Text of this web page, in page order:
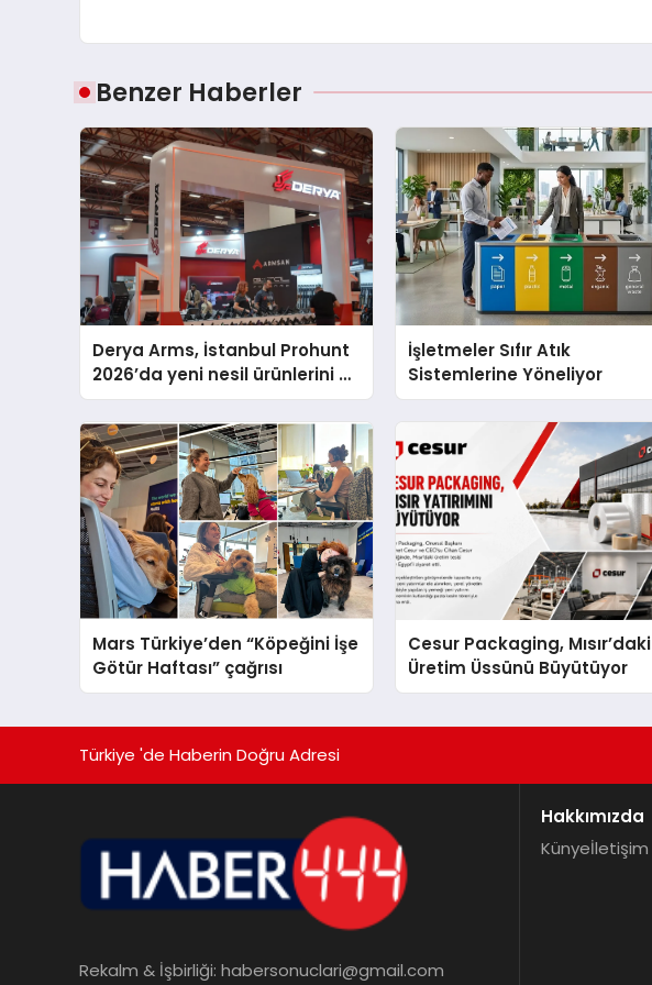
Benzer Haberler
Derya Arms, İstanbul Prohunt
2026’da yeni nesil ürünlerini ve
global marka vizyonunu
sergiledi
İşletmeler Sıfır Atık
Sistemlerine Yöneliyor
Mars Türkiye’den “Köpeğini İşe
Götür Haftası” çağrısı
Cesur Packaging, Mısır’daki
Üretim Üssünü Büyütüyor
Türkiye 'de Haberin Doğru Adresi
Rekalm & İşbirliği: habersonuclari@gmail.com
Hakkımızda
Künyeİletişim